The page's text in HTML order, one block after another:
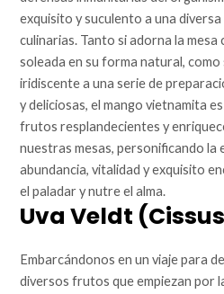
exquisito y suculento a una
culinarias. Tanto si adorna la mesa
soleada en su forma natural,
iridiscente a una serie de
y deliciosas, el mango vietnamita
frutos resplandecientes y
nuestras mesas, personificando la
abundancia, vitalidad y exquisito
el paladar y nutre el alma.
Uva Veldt
Embarcándonos en un viaje para
diversos frutos que empiezan por